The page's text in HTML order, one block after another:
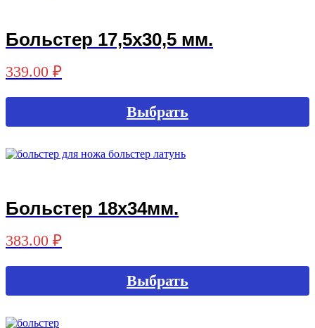
можно
выбрать
на
странице
Больстер 17,5х30,5 мм.
339.00 ₽
Выбрать
имеет
можно
выбрать
на
странице
Больстер 18х34мм.
383.00 ₽
Выбрать